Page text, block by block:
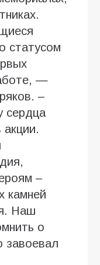
статусом
—
–
сердца
акции.
–
камней
Наш
о
завоевал